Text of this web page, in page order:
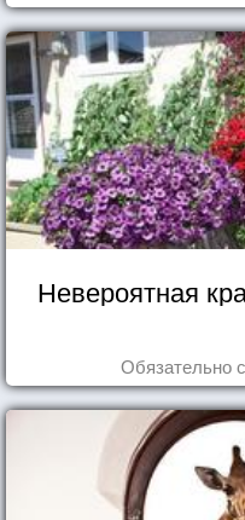
Невероятная
Обязательно